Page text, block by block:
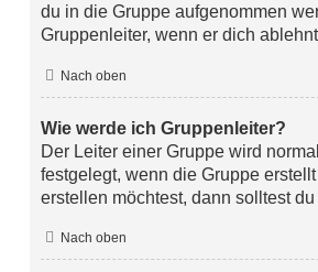
du in die Gruppe aufgenommen
Gruppenleiter, wenn er dich
Nach oben
Wie werde ich Gruppenleiter?
Der Leiter einer Gruppe wird
festgelegt, wenn die Gruppe
erstellen möchtest, dann solltest
Nach oben